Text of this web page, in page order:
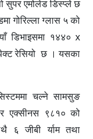
सुपर एमोलेड डिस्प्ले छ
गोरिल्ला ग्लास ५ को
डिभाइसमा १४४०x
रेसियो छ । यसका
चल्ने सामसुङ
एक्सीनस ९८१० को
६ जीबी र्याम तथा